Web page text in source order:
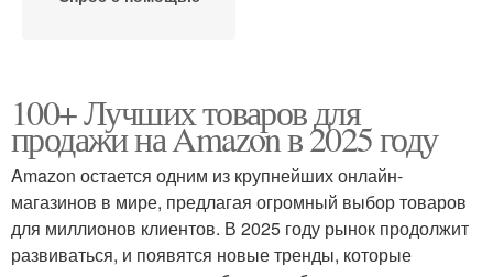
100+ Лучших товаров для
продажи на Amazon в 2025 году
Amazon остается одним из крупнейших онлайн-
магазинов в мире, предлагая огромный выбор товаров
для миллионов клиентов. В 2025 году рынок продолжит
развиваться, и появятся новые тренды, которые